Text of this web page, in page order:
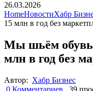
26.03.2026
HomeНовостиХабр
15 млн в год без
Мы шьём обувь
млн в год без
Автор: Хабр Бизнес
0 Комментариев
39